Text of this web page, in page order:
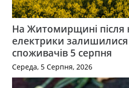
На Житомирщині після
електрики залишилися
споживачів 5 серпня
Середа, 5 Серпня, 2026